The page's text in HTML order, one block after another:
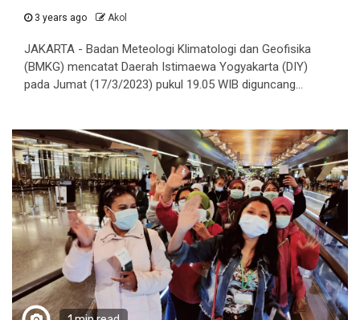
3 years ago Akol
JAKARTA - Badan Meteologi Klimatologi dan Geofisika
(BMKG) mencatat Daerah Istimaewa Yogyakarta (DIY)
pada Jumat (17/3/2023) pukul 19.05 WIB diguncang...